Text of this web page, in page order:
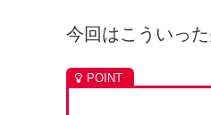
今回はこういっ